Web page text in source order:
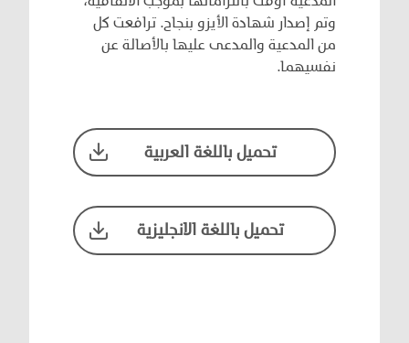
وتم إصدار شهادة الأيزو بنجاح. ترافعت كل
من المدعية والمدعى عليها بالأصالة عن
نفسيهما.
تحميل باللغة العربية
تحميل باللغة الانجليزية